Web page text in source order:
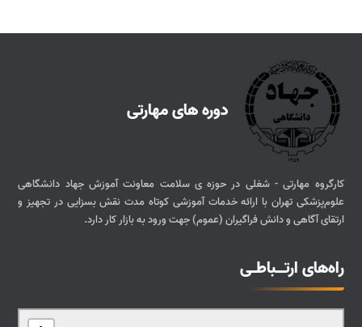
دوره های مهارتی
کارگروه مهارتی - شغلی در حوزه ی سلامت معاونت آموزش جهاد دانشگاهی
علوم‌پزشکی تهران با ارائه خدمات آموزشی کوتاه مدت نقش بسزایی در تجهیز و
ارتقای آگاهی و دانش فراگیران (عموم) جهت ورود به بازار کار دارد.
راه‌های ارتــباطـی